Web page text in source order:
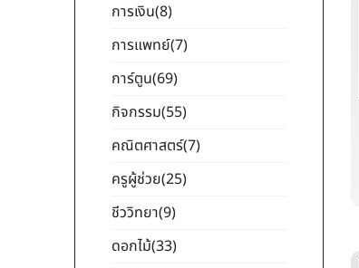
การเงิน(8)
การแพทย์(7)
การ์ตูน(69)
กิจกรรม(55)
คณิตศาสตร์(7)
ครูผู้ช่วย(25)
ชีววิทยา(9)
ดอกไม้(33)